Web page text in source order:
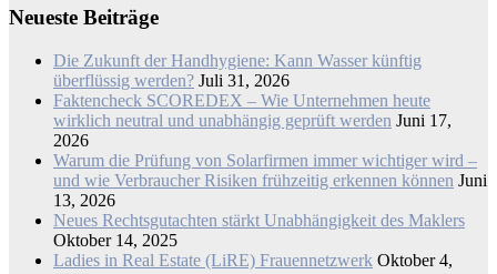
Neueste Beiträge
Die Zukunft der Handhygiene: Kann Wasser künftig
überflüssig werden? Juli 31, 2026
Faktencheck SCOREDEX – Wie Unternehmen heute
wirklich neutral und unabhängig geprüft werden Juni 17,
2026
Warum die Prüfung von Solarfirmen immer wichtiger wird –
und wie Verbraucher Risiken frühzeitig erkennen können Juni
13, 2026
Neues Rechtsgutachten stärkt Unabhängigkeit des Maklers
Oktober 14, 2025
Ladies in Real Estate (LiRE) Frauennetzwerk Oktober 4,